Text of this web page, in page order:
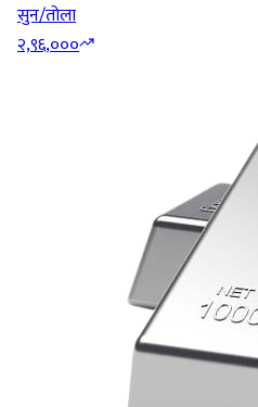
सुन/तोला
२,९६,०००